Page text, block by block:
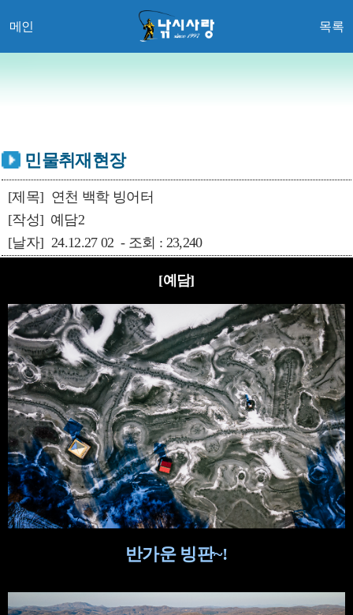
메인 목록
민물취재현장
[제목] 연천 백학 빙어터
[작성] 예담2
[날자] 24.12.27 02 - 조회 : 23,240
[예담]
반가운 빙판~!